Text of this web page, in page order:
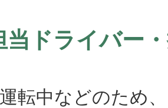
当ドライバー
転中などのため